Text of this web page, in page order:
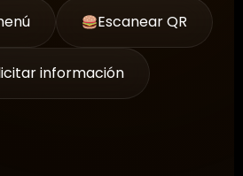
Escanear QR
información